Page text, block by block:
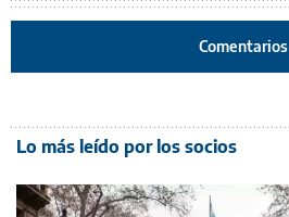
Comentarios
Lo más leído por los socios